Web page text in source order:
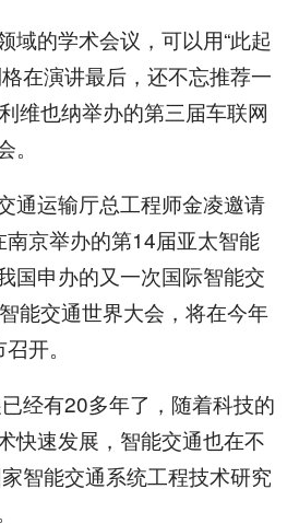
的学术会议，可以用“此起
在演讲最后，还不忘推荐一
维也纳举办的第三届车联网
运输厅总工程师金凌邀请
京举办的第14届亚太智能
国申办的又一次国际智能交
能交通世界大会，将在今年
开。
经有20多年了，随着科技的
快速发展，智能交通也在不
智能交通系统工程技术研究